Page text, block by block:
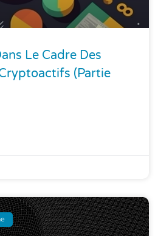
Le Cadre Des
(partie